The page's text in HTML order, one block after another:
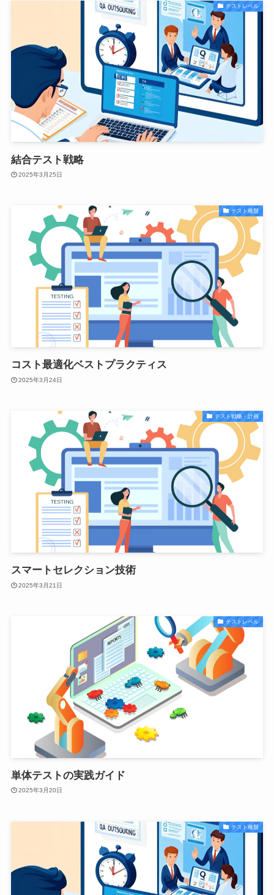
テストレベル
結合テスト戦略
2025年3月25日
テスト種類
コスト最適化ベストプラクティス
2025年3月24日
テスト戦略・計画
スマートセレクション技術
2025年3月21日
テストレベル
単体テストの実践ガイド
2025年3月20日
テスト種類